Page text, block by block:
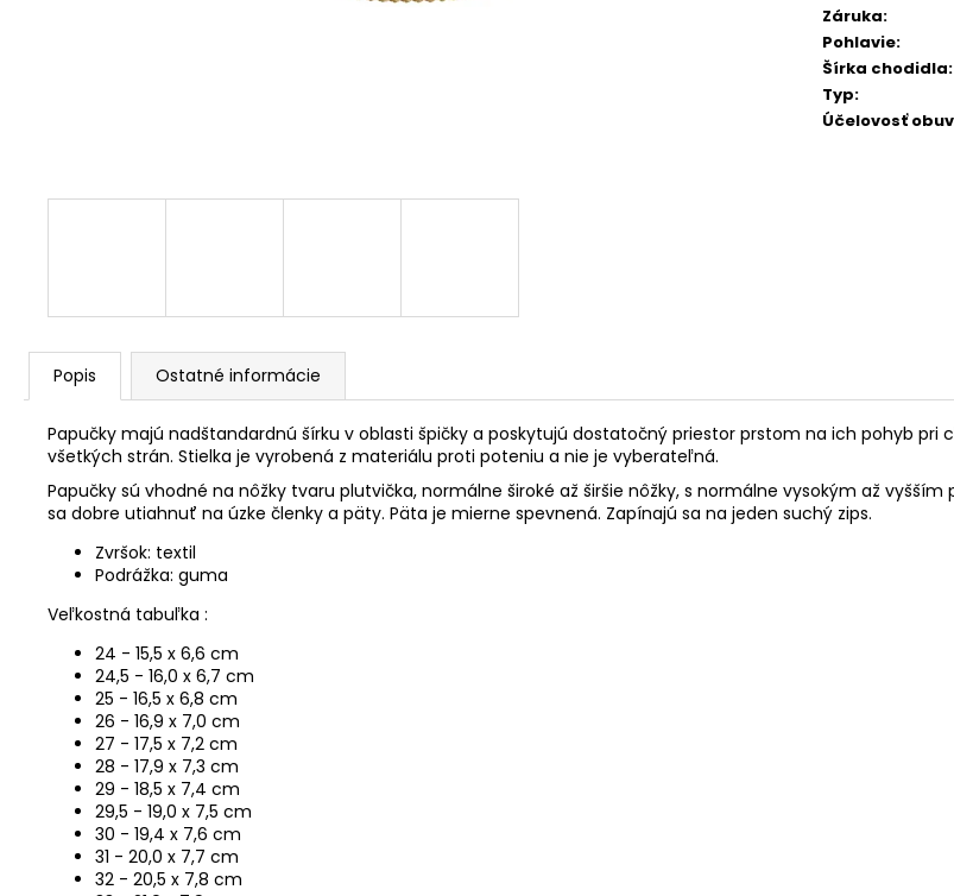
Záruka:
Pohlavie:
Šírka chodidla:
Typ:
Účelovosť
Popis Ostatné informácie
Papučky majú nadštandardnú šírku v oblasti špičky a poskytujú dostatočný priestor prstom na ich pohyb pri
všetkých strán. Stielka je vyrobená z materiálu proti poteniu a nie je vyberateľná.
Papučky sú vhodné na nôžky tvaru plutvička, normálne široké až širšie nôžky, s normálne vysokým až
sa dobre utiahnuť na úzke členky a päty. Päta je mierne spevnená. Zapínajú sa na jeden suchý zips.
Zvršok: textil
Podrážka: guma
Veľkostná tabuľka :
24 - 15,5 x 6,6 cm
24,5 - 16,0 x 6,7 cm
25 - 16,5 x 6,8 cm
26 - 16,9 x 7,0 cm
27 - 17,5 x 7,2 cm
28 - 17,9 x 7,3 cm
29 - 18,5 x 7,4 cm
29,5 - 19,0 x 7,5 cm
30 - 19,4 x 7,6 cm
31 - 20,0 x 7,7 cm
32 - 20,5 x 7,8 cm